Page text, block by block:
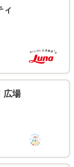
ィ
広場